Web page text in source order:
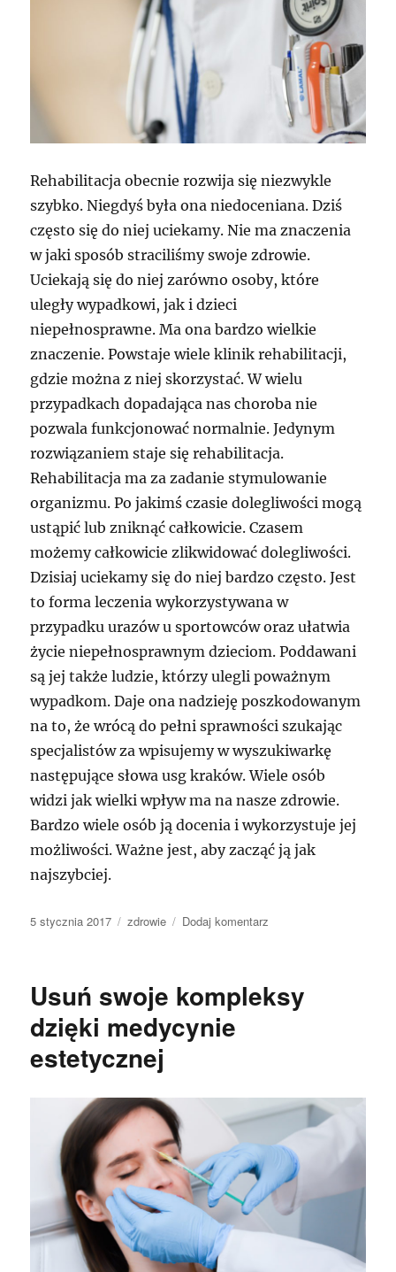
Rehabilitacja obecnie rozwija się niezwykle
szybko. Niegdyś była ona niedoceniana. Dziś
często się do niej uciekamy. Nie ma znaczenia
w jaki sposób straciliśmy swoje zdrowie.
Uciekają się do niej zarówno osoby, które
uległy wypadkowi, jak i dzieci
niepełnosprawne. Ma ona bardzo wielkie
znaczenie. Powstaje wiele klinik rehabilitacji,
gdzie można z niej skorzystać. W wielu
przypadkach dopadająca nas choroba nie
pozwala funkcjonować normalnie. Jedynym
rozwiązaniem staje się rehabilitacja.
Rehabilitacja ma za zadanie stymulowanie
organizmu. Po jakimś czasie dolegliwości mogą
ustąpić lub zniknąć całkowicie. Czasem
możemy całkowicie zlikwidować dolegliwości.
Dzisiaj uciekamy się do niej bardzo często. Jest
to forma leczenia wykorzystywana w
przypadku urazów u sportowców oraz ułatwia
życie niepełnosprawnym dzieciom. Poddawani
są jej także ludzie, którzy ulegli poważnym
wypadkom. Daje ona nadzieję poszkodowanym
na to, że wrócą do pełni sprawności szukając
specjalistów za wpisujemy w wyszukiwarkę
następujące słowa usg kraków. Wiele osób
widzi jak wielki wpływ ma na nasze zdrowie.
Bardzo wiele osób ją docenia i wykorzystuje jej
możliwości. Ważne jest, aby zacząć ją jak
najszybciej.
Data
5 stycznia 2017 Kategorie
zdrowie Dodaj komentarz
medycyny,
się
rozwija.
Usuń swoje kompleksy
dzięki medycynie
estetycznej